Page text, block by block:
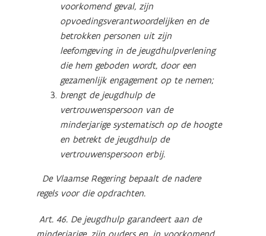
voorkomend geval, zijn
opvoedingsverantwoordelijken en de
betrokken personen uit zijn
leefomgeving in de jeugdhulpverlening
die hem geboden wordt, door een
gezamenlijk engagement op te nemen;
brengt de jeugdhulp de
vertrouwenspersoon van de
minderjarige systematisch op de hoogte
en betrekt de jeugdhulp de
vertrouwenspersoon erbij.
De Vlaamse Regering bepaalt de nadere
regels voor die opdrachten.
Art. 46. De jeugdhulp garandeert aan de